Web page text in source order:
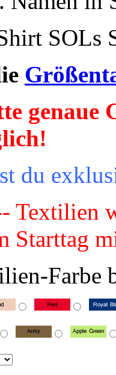
SOLs
genaue
du
Textilien
Starttag
Farbe